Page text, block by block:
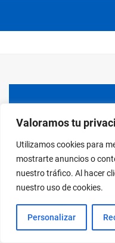
Valoramos tu
Utilizamos cookies para
mostrarte anuncios o
nuestro tráfico. Al hacer
nuestro uso de cookies.
Personalizar